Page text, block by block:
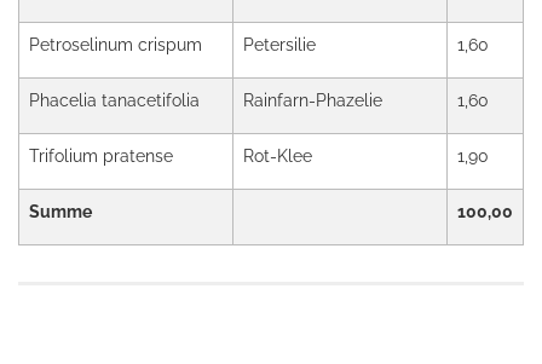
Petroselinum crispum Petersilie 1,60
Phacelia tanacetifolia Rainfarn-Phazelie 1,60
Trifolium pratense Rot-Klee 1,90
Summe 100,00